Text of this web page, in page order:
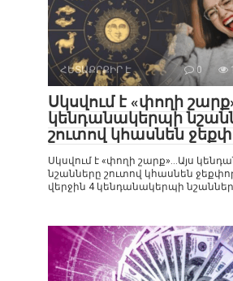
ՀԵՏԱՔՐՔԻՐ Է 0
Սկսվում է «փողի
կենդանակերպի
շուտով կհասնեն
Սկսվում է «փողի շարք»…Այս
նշանները շուտով կհասնեն
վերջին 4 կենդանակերպի